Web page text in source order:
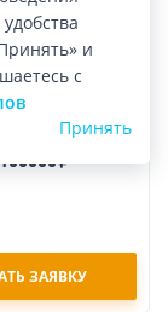
ЗАЯВКУ
и
с
Принять